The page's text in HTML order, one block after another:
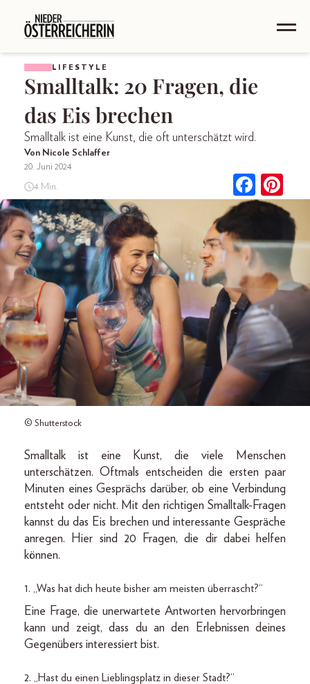
LIFESTYLE
Smalltalk: 20 Fragen, die
das Eis brechen
Smalltalk ist eine Kunst, die oft unterschätzt wird.
Von Nicole Schlaffer
20. Juni 2024
4 Min.
© Shutterstock
Smalltalk ist eine Kunst, die viele Menschen
unterschätzen. Oftmals entscheiden die ersten paar
Minuten eines Gesprächs darüber, ob eine Verbindung
entsteht oder nicht. Mit den richtigen Smalltalk-Fragen
kannst du das Eis brechen und interessante Gespräche
anregen. Hier sind 20 Fragen, die dir dabei helfen
können.
1. „Was hat dich heute bisher am meisten überrascht?“
Eine Frage, die unerwartete Antworten hervorbringen
kann und zeigt, dass du an den Erlebnissen deines
Gegenübers interessiert bist.
2. „Hast du einen Lieblingsplatz in dieser Stadt?“